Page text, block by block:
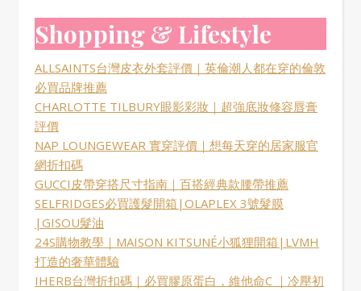
Shopping & Lifestyle
ALLSAINTS台灣皮衣外套評價｜英倫潮人都在穿的倫敦
必買品牌推薦
CHARLOTTE TILBURY眼影彩妝｜超強底妝修容唇膏
評價
NAP LOUNGEWEAR 實穿評價｜想每天穿的居家服官
網折扣碼
GUCCI皮帶穿搭尺寸指南｜百搭經典款腰帶推薦
SELFRIDGES必買護髮開箱|OLAPLEX 3號髮膜
|GISOU髮油
24S購物教學｜MAISON KITSUNÉ小狐狸開箱|LVMH
打造的奢華體驗
IHERB台灣折扣碼｜必買膠原蛋白，維他命C ｜冷壓初